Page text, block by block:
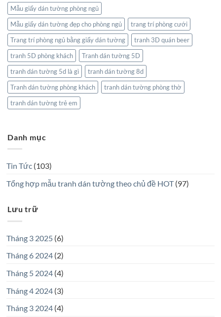
Mẫu giấy dán tường phòng ngủ
Mẫu giấy dán tường đẹp cho phòng ngủ
trang trí phòng cưới
Trang trí phòng ngủ bằng giấy dán tường
tranh 3D quán beer
tranh 5D phòng khách
Tranh dán tường 5D
tranh dán tường 5d là gì
tranh dán tường 8d
Tranh dán tường phòng khách
tranh dán tường phòng thờ
tranh dán tường trẻ em
Danh mục
Tin Tức(103)
Tổng hợp mẫu tranh dán tường theo chủ đề HOT(97)
Lưu trữ
Tháng 3 2025(6)
Tháng 6 2024(2)
Tháng 5 2024(4)
Tháng 4 2024(3)
Tháng 3 2024(4)